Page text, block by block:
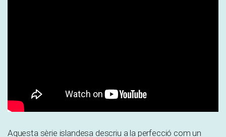
Aquesta sèrie islandesa descriu a la perfecció com un